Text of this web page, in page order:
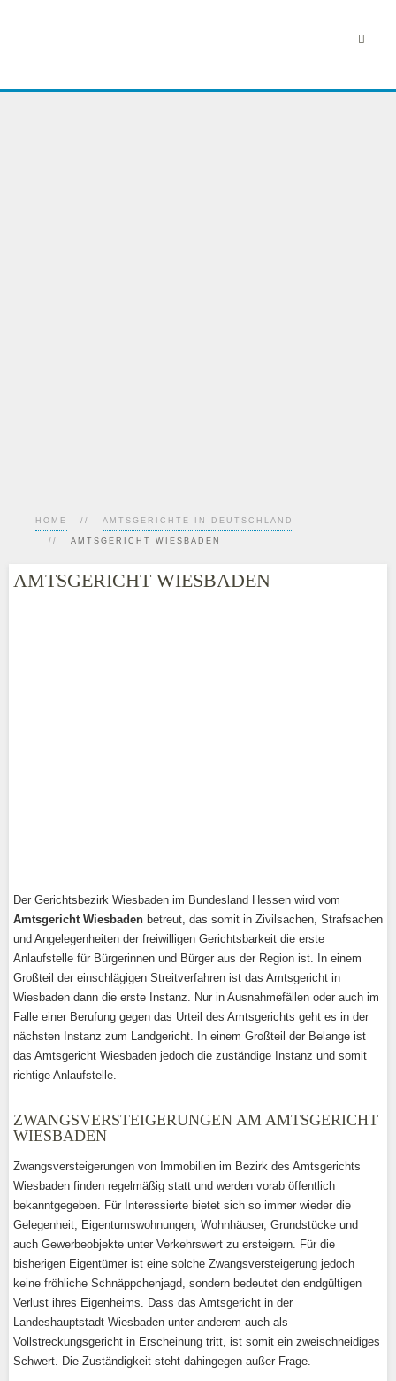
HOME AMTSGERICHTE IN DEUTSCHLAND
AMTSGERICHT WIESBADEN
AMTSGERICHT WIESBADEN
Der Gerichtsbezirk Wiesbaden im Bundesland Hessen wird vom
Amtsgericht Wiesbaden betreut, das somit in Zivilsachen, Strafsachen
und Angelegenheiten der freiwilligen Gerichtsbarkeit die erste
Anlaufstelle für Bürgerinnen und Bürger aus der Region ist. In einem
Großteil der einschlägigen Streitverfahren ist das Amtsgericht in
Wiesbaden dann die erste Instanz. Nur in Ausnahmefällen oder auch im
Falle einer Berufung gegen das Urteil des Amtsgerichts geht es in der
nächsten Instanz zum Landgericht. In einem Großteil der Belange ist
das Amtsgericht Wiesbaden jedoch die zuständige Instanz und somit
richtige Anlaufstelle.
ZWANGSVERSTEIGERUNGEN AM AMTSGERICHT
WIESBADEN
Zwangsversteigerungen von Immobilien im Bezirk des Amtsgerichts
Wiesbaden finden regelmäßig statt und werden vorab öffentlich
bekanntgegeben. Für Interessierte bietet sich so immer wieder die
Gelegenheit, Eigentumswohnungen, Wohnhäuser, Grundstücke und
auch Gewerbeobjekte unter Verkehrswert zu ersteigern. Für die
bisherigen Eigentümer ist eine solche Zwangsversteigerung jedoch
keine fröhliche Schnäppchenjagd, sondern bedeutet den endgültigen
Verlust ihres Eigenheims. Dass das Amtsgericht in der
Landeshauptstadt Wiesbaden unter anderem auch als
Vollstreckungsgericht in Erscheinung tritt, ist somit ein zweischneidiges
Schwert. Die Zuständigkeit steht dahingegen außer Frage.